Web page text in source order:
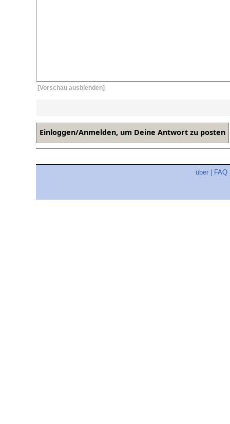
[Vorschau ausblenden]
über FAQ